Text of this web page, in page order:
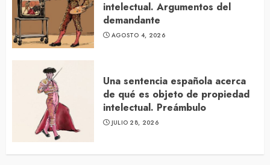
intelectual. Argumentos del
demandante
AGOSTO 4, 2026
Una sentencia española acerca
de qué es objeto de propiedad
intelectual. Preámbulo
JULIO 28, 2026